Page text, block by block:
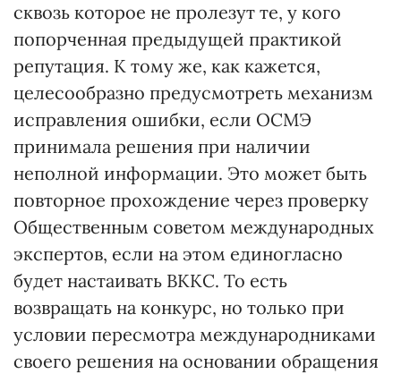
сквозь которое не пролезут те, у кого
попорченная предыдущей практикой
репутация. К тому же, как кажется,
целесообразно предусмотреть механизм
исправления ошибки, если ОСМЭ
принимала решения при наличии
неполной информации. Это может быть
повторное прохождение через проверку
Общественным советом международных
экспертов, если на этом единогласно
будет настаивать ВККС. То есть
возвращать на конкурс, но только при
условии пересмотра международниками
своего решения на основании обращения